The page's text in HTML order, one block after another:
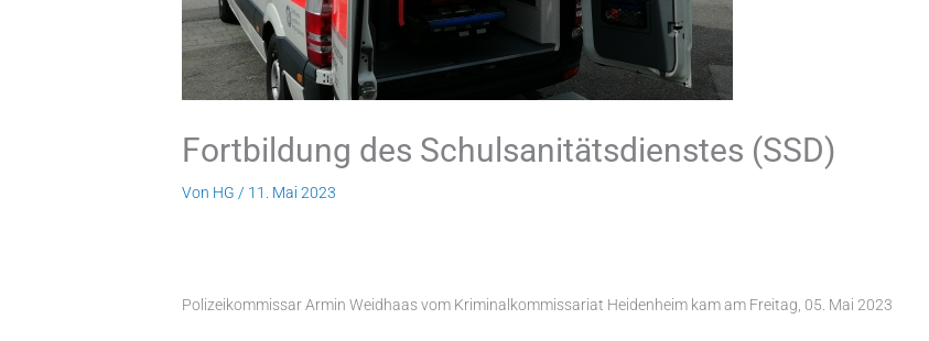
Fortbildung des Schulsanitätsdienstes (SSD)
Von HG / 11. Mai 2023
Polizeikommissar Armin Weidhaas vom Kriminalkommissariat Heidenheim kam am Freitag, 05. Mai 2023